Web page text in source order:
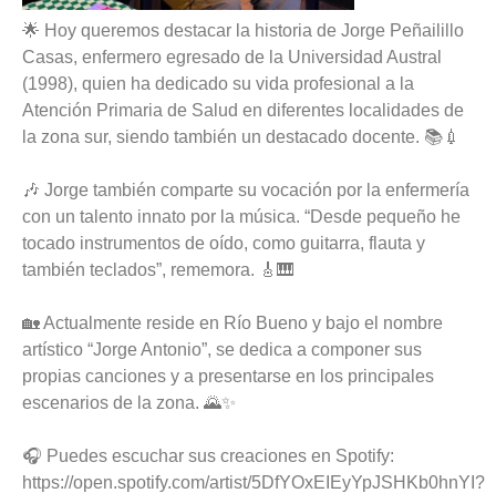
🌟 Hoy queremos destacar la historia de Jorge Peñailillo
Casas, enfermero egresado de la Universidad Austral
(1998), quien ha dedicado su vida profesional a la
Atención Primaria de Salud en diferentes localidades de
la zona sur, siendo también un destacado docente. 📚💉
🎶 Jorge también comparte su vocación por la enfermería
con un talento innato por la música. “Desde pequeño he
tocado instrumentos de oído, como guitarra, flauta y
también teclados”, rememora. 🎸🎹
🏡 Actualmente reside en Río Bueno y bajo el nombre
artístico “Jorge Antonio”, se dedica a componer sus
propias canciones y a presentarse en los principales
escenarios de la zona. 🌄✨
🎧 Puedes escuchar sus creaciones en Spotify:
https://open.spotify.com/artist/5DfYOxEIEyYpJSHKb0hnYI?